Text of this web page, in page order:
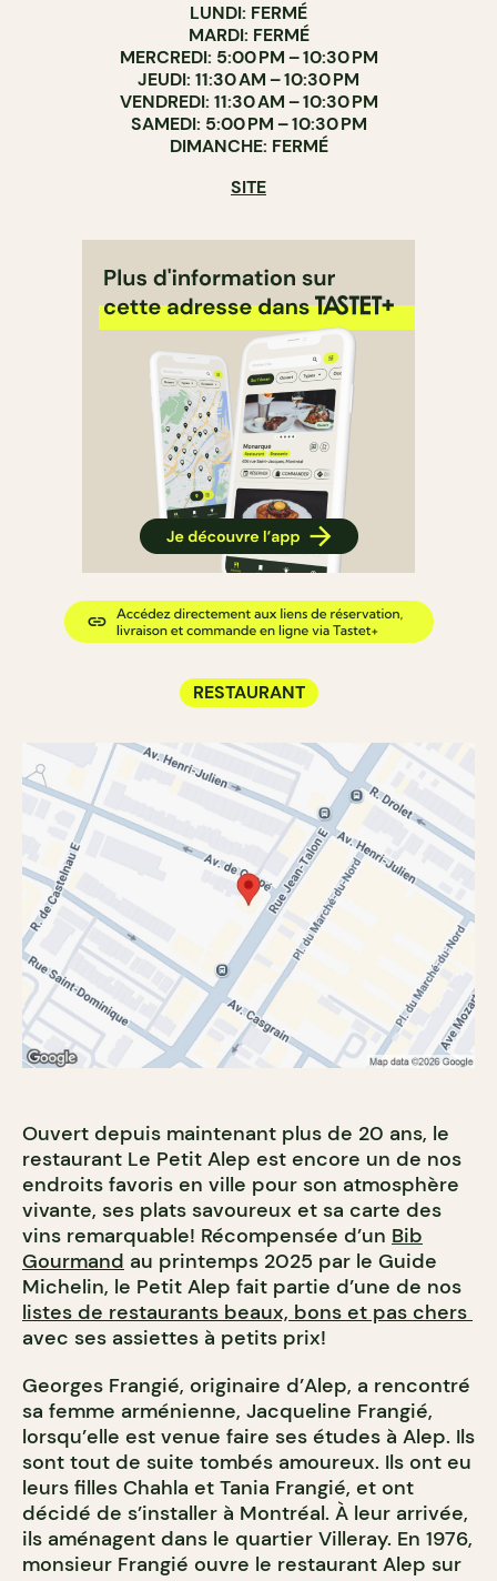
LUNDI: FERMÉ
MARDI: FERMÉ
MERCREDI: 5:00 PM – 10:30 PM
JEUDI: 11:30 AM – 10:30 PM
VENDREDI: 11:30 AM – 10:30 PM
SAMEDI: 5:00 PM – 10:30 PM
DIMANCHE: FERMÉ
SITE
RESTAURANT
Ouvert depuis maintenant plus de 20 ans, le
restaurant Le Petit Alep est encore un de nos
endroits favoris en ville pour son atmosphère
vivante, ses plats savoureux et sa carte des
vins remarquable! Récompensée d’un Bib
Gourmand au printemps 2025 par le Guide
Michelin, le Petit Alep fait partie d’une de nos
listes de restaurants beaux, bons et pas chers
avec ses assiettes à petits prix!
Georges Frangié, originaire d’Alep, a rencontré
sa femme arménienne, Jacqueline Frangié,
lorsqu’elle est venue faire ses études à Alep. Ils
sont tout de suite tombés amoureux. Ils ont eu
leurs filles Chahla et Tania Frangié, et ont
décidé de s’installer à Montréal. À leur arrivée,
ils aménagent dans le quartier Villeray. En 1976,
monsieur Frangié ouvre le restaurant Alep sur